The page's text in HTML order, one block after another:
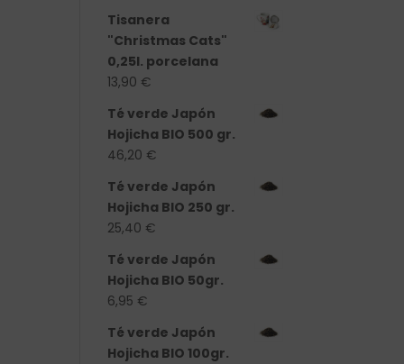
Tisanera
"Christmas Cats"
0,25l. porcelana
13,90 €
Té verde Japón
Hojicha BIO 500 gr.
46,20 €
Té verde Japón
Hojicha BIO 250 gr.
25,40 €
Té verde Japón
Hojicha BIO 50gr.
6,95 €
Té verde Japón
Hojicha BIO 100gr.